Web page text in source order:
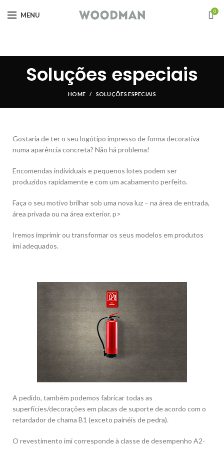
MENU 0
Soluções especiais
HOME SOLUÇÕES ESPECIAIS
Gostaria de ter o seu logótipo impresso de forma decorativa
numa aparência concreta? Não há problema!
Encomendas individuais e pequenos lotes podem ser
produzidos rapidamente e com um acabamento perfeito.
Faça o seu motivo brilhar sob uma nova luz – na área de entrada,
área privada ou na área exterior. p>
Iremos imprimir ou transformar os seus modelos em produtos
imi adequados.
A pedido, também podemos fabricar todas as
superfícies/decorações em placas de suporte de acordo com o
retardador de chama B1 (exceto painéis de pedra).
O revestimento imi corresponde à classe de desempenho A2-